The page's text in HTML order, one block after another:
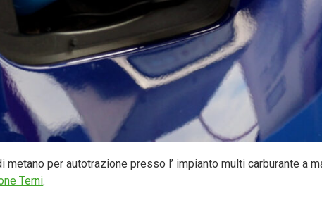
metano per autotrazione presso l’ impianto multi carburante a
Terni.